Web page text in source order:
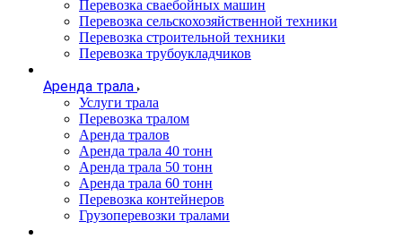
Перевозка сваебойных машин
Перевозка сельскохозяйственной техники
Перевозка строительной техники
Перевозка трубоукладчиков
Аренда трала
Услуги трала
Перевозка тралом
Аренда тралов
Аренда трала 40 тонн
Аренда трала 50 тонн
Аренда трала 60 тонн
Перевозка контейнеров
Грузоперевозки тралами